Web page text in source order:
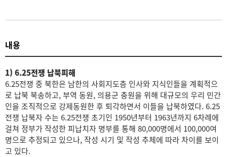
내용
1) 6.25전쟁 납북피해
6.25전쟁 중 북한은 남한의 사회지도층 인사와 지식인들을 계획적으
로 납북 북송하고, 부역 동원, 의용군 충원을 위해 대규모의 우리 민간
인을 조직적으로 강제동원한 후 퇴각하면서 이들을 납북하였다. 6.25
전쟁 납북자 수는 6.25전쟁 초기인 1950년부터 1963년까지 6차례에
걸쳐 정부가 작성한 피납치자 명부를 통해 80,000명에서 100,000여
명으로 추정되고 있으나, 작성 시기 및 작성 추체에 따라 차이를 보이
고 있다.